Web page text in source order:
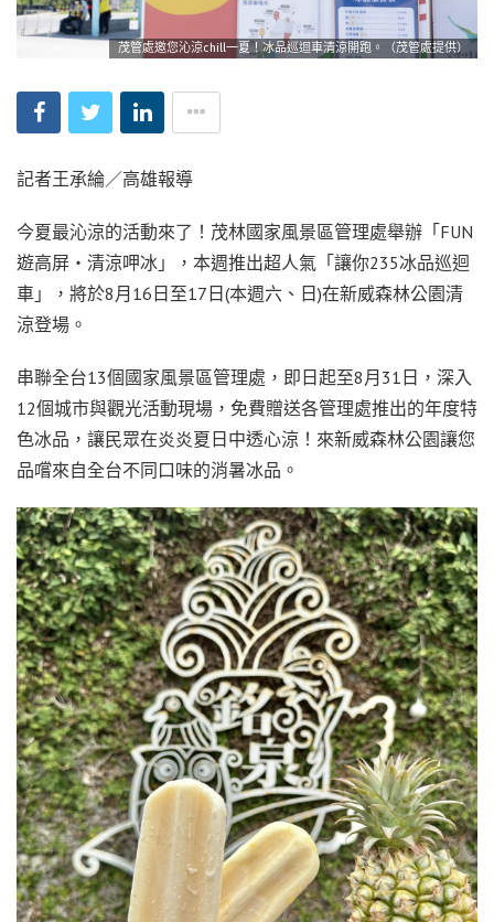
茂管處邀您沁涼chill一夏！冰品巡迴車清涼開跑。（茂管處提供）
記者王承綸／高雄報導
今夏最沁涼的活動來了！茂林國家風景區管理處舉辦「FUN
遊高屏‧清涼呷冰」，本週推出超人氣「讓你235冰品巡迴
車」，將於8月16日至17日(本週六、日)在新威森林公園清
涼登場。
串聯全台13個國家風景區管理處，即日起至8月31日，深入
12個城市與觀光活動現場，免費贈送各管理處推出的年度特
色冰品，讓民眾在炎炎夏日中透心涼！來新威森林公園讓您
品嚐來自全台不同口味的消暑冰品。